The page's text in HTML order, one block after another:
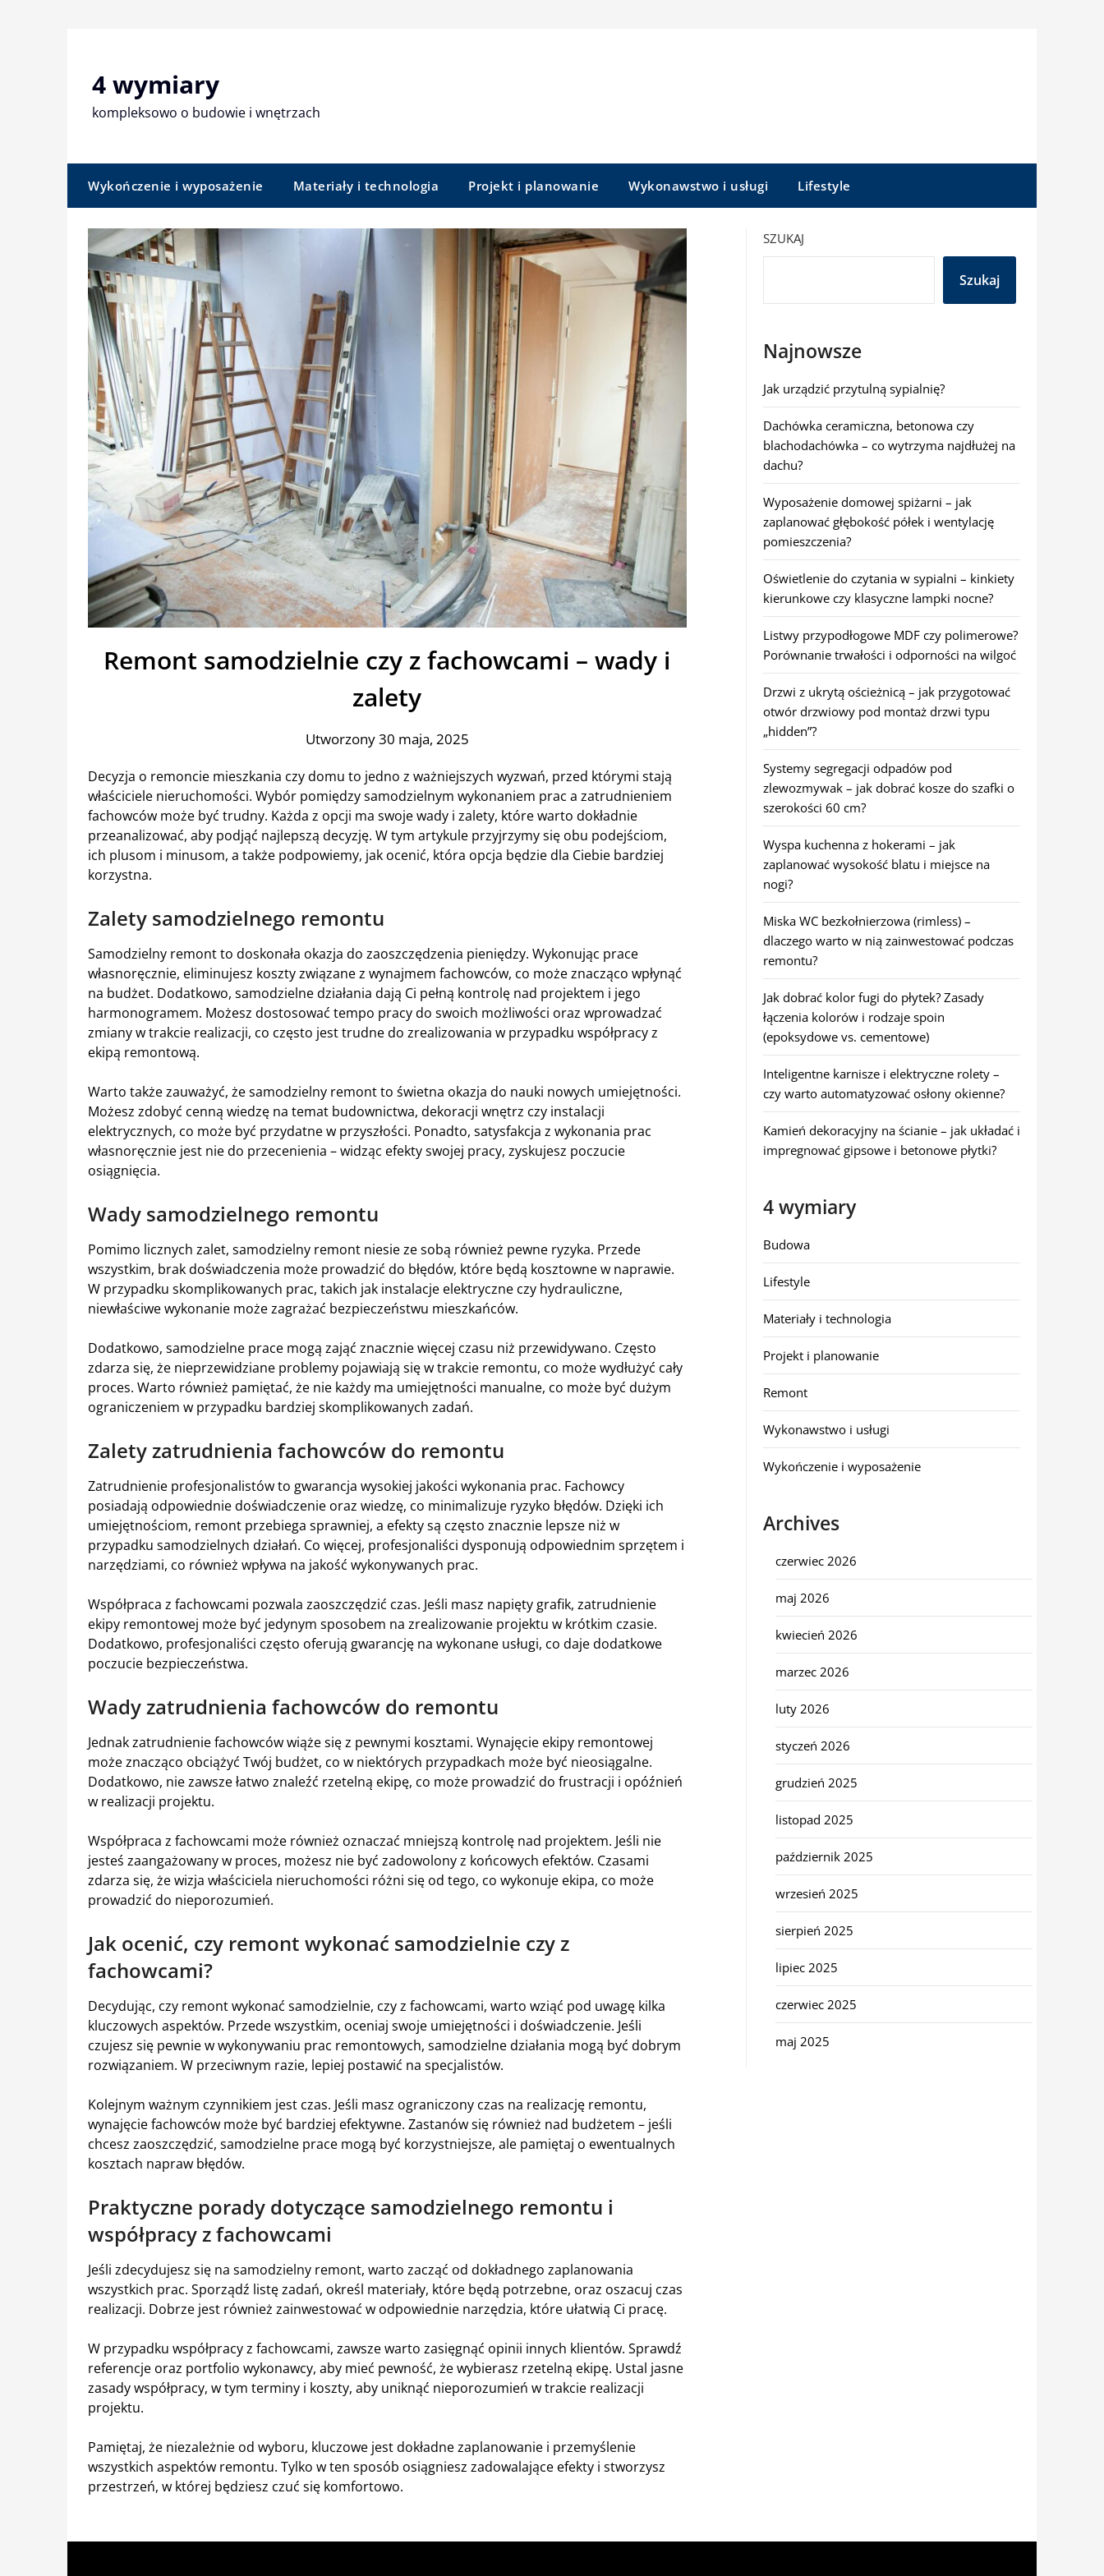
4 wymiary
kompleksowo o budowie i wnętrzach
Wykończenie i wyposażenie Materiały i technologia Projekt i planowanie Wykonawstwo i usługi Lifestyle
Remont samodzielnie czy z fachowcami – wady i
zalety
Utworzony 30 maja, 2025
Decyzja o remoncie mieszkania czy domu to jedno z ważniejszych wyzwań, przed którymi stają
właściciele nieruchomości. Wybór pomiędzy samodzielnym wykonaniem prac a zatrudnieniem
fachowców może być trudny. Każda z opcji ma swoje wady i zalety, które warto dokładnie
przeanalizować, aby podjąć najlepszą decyzję. W tym artykule przyjrzymy się obu podejściom,
ich plusom i minusom, a także podpowiemy, jak ocenić, która opcja będzie dla Ciebie bardziej
korzystna.
Zalety samodzielnego remontu
Samodzielny remont to doskonała okazja do zaoszczędzenia pieniędzy. Wykonując prace
własnoręcznie, eliminujesz koszty związane z wynajmem fachowców, co może znacząco wpłynąć
na budżet. Dodatkowo, samodzielne działania dają Ci pełną kontrolę nad projektem i jego
harmonogramem. Możesz dostosować tempo pracy do swoich możliwości oraz wprowadzać
zmiany w trakcie realizacji, co często jest trudne do zrealizowania w przypadku współpracy z
ekipą remontową.
Warto także zauważyć, że samodzielny remont to świetna okazja do nauki nowych umiejętności.
Możesz zdobyć cenną wiedzę na temat budownictwa, dekoracji wnętrz czy instalacji
elektrycznych, co może być przydatne w przyszłości. Ponadto, satysfakcja z wykonania prac
własnoręcznie jest nie do przecenienia – widząc efekty swojej pracy, zyskujesz poczucie
osiągnięcia.
Wady samodzielnego remontu
Pomimo licznych zalet, samodzielny remont niesie ze sobą również pewne ryzyka. Przede
wszystkim, brak doświadczenia może prowadzić do błędów, które będą kosztowne w naprawie.
W przypadku skomplikowanych prac, takich jak instalacje elektryczne czy hydrauliczne,
niewłaściwe wykonanie może zagrażać bezpieczeństwu mieszkańców.
Dodatkowo, samodzielne prace mogą zająć znacznie więcej czasu niż przewidywano. Często
zdarza się, że nieprzewidziane problemy pojawiają się w trakcie remontu, co może wydłużyć cały
proces. Warto również pamiętać, że nie każdy ma umiejętności manualne, co może być dużym
ograniczeniem w przypadku bardziej skomplikowanych zadań.
Zalety zatrudnienia fachowców do remontu
Zatrudnienie profesjonalistów to gwarancja wysokiej jakości wykonania prac. Fachowcy
posiadają odpowiednie doświadczenie oraz wiedzę, co minimalizuje ryzyko błędów. Dzięki ich
umiejętnościom, remont przebiega sprawniej, a efekty są często znacznie lepsze niż w
przypadku samodzielnych działań. Co więcej, profesjonaliści dysponują odpowiednim sprzętem i
narzędziami, co również wpływa na jakość wykonywanych prac.
Współpraca z fachowcami pozwala zaoszczędzić czas. Jeśli masz napięty grafik, zatrudnienie
ekipy remontowej może być jedynym sposobem na zrealizowanie projektu w krótkim czasie.
Dodatkowo, profesjonaliści często oferują gwarancję na wykonane usługi, co daje dodatkowe
poczucie bezpieczeństwa.
Wady zatrudnienia fachowców do remontu
Jednak zatrudnienie fachowców wiąże się z pewnymi kosztami. Wynajęcie ekipy remontowej
może znacząco obciążyć Twój budżet, co w niektórych przypadkach może być nieosiągalne.
Dodatkowo, nie zawsze łatwo znaleźć rzetelną ekipę, co może prowadzić do frustracji i opóźnień
w realizacji projektu.
Współpraca z fachowcami może również oznaczać mniejszą kontrolę nad projektem. Jeśli nie
jesteś zaangażowany w proces, możesz nie być zadowolony z końcowych efektów. Czasami
zdarza się, że wizja właściciela nieruchomości różni się od tego, co wykonuje ekipa, co może
prowadzić do nieporozumień.
Jak ocenić, czy remont wykonać samodzielnie czy z
fachowcami?
Decydując, czy remont wykonać samodzielnie, czy z fachowcami, warto wziąć pod uwagę kilka
kluczowych aspektów. Przede wszystkim, oceniaj swoje umiejętności i doświadczenie. Jeśli
czujesz się pewnie w wykonywaniu prac remontowych, samodzielne działania mogą być dobrym
rozwiązaniem. W przeciwnym razie, lepiej postawić na specjalistów.
Kolejnym ważnym czynnikiem jest czas. Jeśli masz ograniczony czas na realizację remontu,
wynajęcie fachowców może być bardziej efektywne. Zastanów się również nad budżetem – jeśli
chcesz zaoszczędzić, samodzielne prace mogą być korzystniejsze, ale pamiętaj o ewentualnych
kosztach napraw błędów.
Praktyczne porady dotyczące samodzielnego remontu i
współpracy z fachowcami
Jeśli zdecydujesz się na samodzielny remont, warto zacząć od dokładnego zaplanowania
wszystkich prac. Sporządź listę zadań, określ materiały, które będą potrzebne, oraz oszacuj czas
realizacji. Dobrze jest również zainwestować w odpowiednie narzędzia, które ułatwią Ci pracę.
W przypadku współpracy z fachowcami, zawsze warto zasięgnąć opinii innych klientów. Sprawdź
referencje oraz portfolio wykonawcy, aby mieć pewność, że wybierasz rzetelną ekipę. Ustal jasne
zasady współpracy, w tym terminy i koszty, aby uniknąć nieporozumień w trakcie realizacji
projektu.
Pamiętaj, że niezależnie od wyboru, kluczowe jest dokładne zaplanowanie i przemyślenie
wszystkich aspektów remontu. Tylko w ten sposób osiągniesz zadowalające efekty i stworzysz
przestrzeń, w której będziesz czuć się komfortowo.
SZUKAJ
Szukaj
Najnowsze
Jak urządzić przytulną sypialnię?
Dachówka ceramiczna, betonowa czy
blachodachówka – co wytrzyma najdłużej na
dachu?
Wyposażenie domowej spiżarni – jak
zaplanować głębokość półek i wentylację
pomieszczenia?
Oświetlenie do czytania w sypialni – kinkiety
kierunkowe czy klasyczne lampki nocne?
Listwy przypodłogowe MDF czy polimerowe?
Porównanie trwałości i odporności na wilgoć
Drzwi z ukrytą ościeżnicą – jak przygotować
otwór drzwiowy pod montaż drzwi typu
„hidden”?
Systemy segregacji odpadów pod
zlewozmywak – jak dobrać kosze do szafki o
szerokości 60 cm?
Wyspa kuchenna z hokerami – jak
zaplanować wysokość blatu i miejsce na
nogi?
Miska WC bezkołnierzowa (rimless) –
dlaczego warto w nią zainwestować podczas
remontu?
Jak dobrać kolor fugi do płytek? Zasady
łączenia kolorów i rodzaje spoin
(epoksydowe vs. cementowe)
Inteligentne karnisze i elektryczne rolety –
czy warto automatyzować osłony okienne?
Kamień dekoracyjny na ścianie – jak układać i
impregnować gipsowe i betonowe płytki?
4 wymiary
Budowa
Lifestyle
Materiały i technologia
Projekt i planowanie
Remont
Wykonawstwo i usługi
Wykończenie i wyposażenie
Archives
czerwiec 2026
maj 2026
kwiecień 2026
marzec 2026
luty 2026
styczeń 2026
grudzień 2025
listopad 2025
październik 2025
wrzesień 2025
sierpień 2025
lipiec 2025
czerwiec 2025
maj 2025